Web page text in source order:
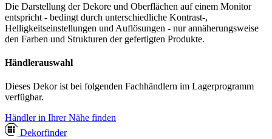
Die Darstellung der Dekore und Oberflächen auf einem Monitor
entspricht - bedingt durch unterschiedliche Kontrast-,
Helligkeitseinstellungen und Auflösungen - nur annäherungsweise
den Farben und Strukturen der gefertigten Produkte.
Händlerauswahl
Dieses Dekor ist bei folgenden Fachhändlern im Lagerprogramm
verfügbar.
Händler in Ihrer Nähe finden
Dekorfinder